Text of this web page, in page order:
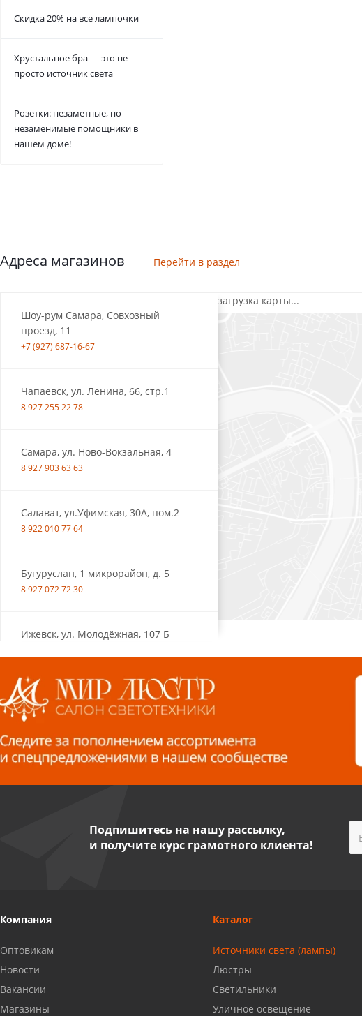
Скидка 20% на все лампочки
Хрустальное бра — это не
просто источник света
Розетки: незаметные, но
незаменимые помощники в
нашем доме!
Адреса магазинов Перейти в раздел
Шоу-рум Самара, Совхозный
проезд, 11
+7 (927) 687-16-67
Чапаевск, ул. Ленина, 66, стр.1
8 927 255 22 78
Самара, ул. Ново-Вокзальная, 4
8 927 903 63 63
Салават, ул.Уфимская, 30А, пом.2
8 922 010 77 64
Бугуруслан, 1 микрорайон, д. 5
8 927 072 72 30
Ижевск, ул. Молодёжная, 107 Б
Волжский, ул. Мира 47 В
8 927 255 38 33
Пенза, ул. Пролетарская, 61 ТЦ
"Стройбери"
Миасс, ул. Романенко, 95
8 927 009 54 63
Саратов, ул. Танкистов, 37 (БЦ
загрузка карты...
Подпишитесь на нашу рассылку,
и получите курс грамотного клиента!
Компания
Оптовикам
Новости
Вакансии
Магазины
Каталог
Источники света (лампы)
Люстры
Светильники
Уличное освещение